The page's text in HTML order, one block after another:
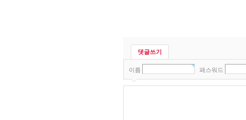
댓글쓰기
이름 패스워드